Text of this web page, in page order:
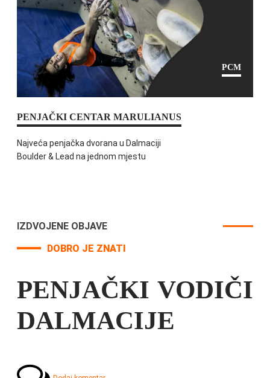
PCM
PENJAČKI CENTAR MARULIANUS
Najveća penjačka dvorana u Dalmaciji
Boulder & Lead na jednom mjestu
IZDVOJENE OBJAVE
DOBRO JE ZNATI
PENJAČKI VODIČI
DALMACIJE